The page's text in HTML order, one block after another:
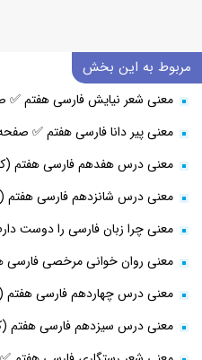
مربوط به این بخش
معنی شعر نیایش فارسی هفتم ✅
معنی پیر دانا فارسی هفتم ✅ صفحه
معنی درس هفدهم فارسی هفتم
معنی درس شانزدهم فارسی هفتم
معنی چرا زبان فارسی را دوست
معنی روان خوانی مرخصی فارسی
معنی درس چهاردهم فارسی هفتم
معنی درس سیزدهم فارسی هفتم